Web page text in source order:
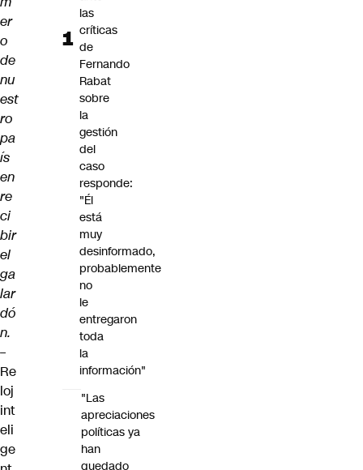
er
o
de
nu
est
ro
pa
ís
en
re
ci
bir
el
ga
lar
dó
n.
–
Re
loj
int
eli
ge
las
críticas
de
Fernando
Rabat
sobre
la
gestión
del
caso
responde:
"Él
está
muy
desinformado,
probablemente
no
le
entregaron
toda
la
información"
"Las
apreciaciones
políticas ya
han
quedado